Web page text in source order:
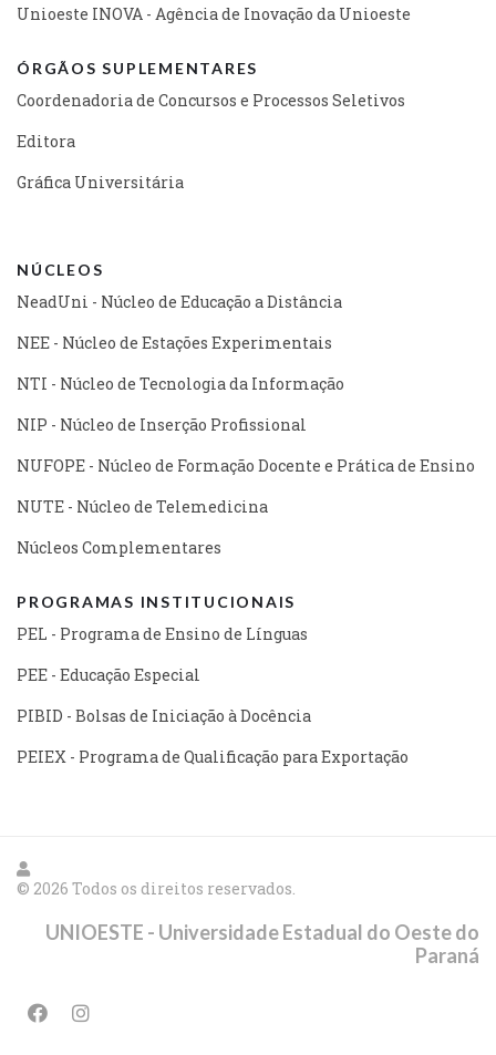
Unioeste INOVA - Agência de Inovação da Unioeste
ÓRGÃOS SUPLEMENTARES
Coordenadoria de Concursos e Processos Seletivos
Editora
Gráfica Universitária
NÚCLEOS
NeadUni - Núcleo de Educação a Distância
NEE - Núcleo de Estações Experimentais
NTI - Núcleo de Tecnologia da Informação
NIP - Núcleo de Inserção Profissional
NUFOPE - Núcleo de Formação Docente e Prática de Ensino
NUTE - Núcleo de Telemedicina
Núcleos Complementares
PROGRAMAS INSTITUCIONAIS
PEL - Programa de Ensino de Línguas
PEE - Educação Especial
PIBID - Bolsas de Iniciação à Docência
PEIEX - Programa de Qualificação para Exportação
© 2026 Todos os direitos reservados.
UNIOESTE - Universidade Estadual do Oeste do
Paraná